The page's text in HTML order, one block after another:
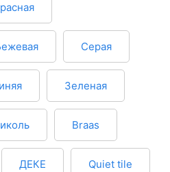
Серая
Зеленая
Braas
ДЕКЕ Quiet tile